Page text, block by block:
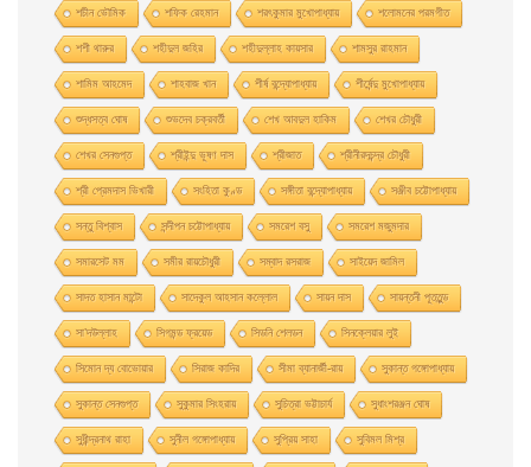
শচীন ভৌমিক শফিক রেহমান শরৎকুমার মুখোপাধ্যায় শলোমনের পরমগীত
শশী থারুর শহীদুল জহির শহীদুল্লাহ কায়সার শামসুর রাহমান
শামিম আহমেদ শাহবাজ খান শীর্ষ বন্দ্যোপাধ্যায় শীর্ষেন্দু মুখোপাধ্যায়
শুদ্ধসত্ব ঘোষ শুভদেব চক্রবর্তী শেখ আবদুল হাকিম শেখর চৌধুরী
শেখর সেনগুপ্ত শ্রীইন্দু ভূষণ দাস শ্রীজাত শ্রীনীরদচন্দ্র চৌধুরী
শ্রী প্রেমদাস ভিখারী সংহিতা কুণ্ড সঙ্গীতা বন্দ্যোপাধ্যায় সঞ্জীব চট্টোপাধ্যায়
সন্তু বিশ্বাস সন্দীপন চট্টোপাধ্যায় সমরেশ বসু সমরেশ মজুমদার
সমারসেট মম সমীর রায়চৌধুরী সম্বাদ রসরাজ সাইয়েদ জামিল
সাদত হাসান মান্টো সাদেকুল আহসান কল্লোল সায়ন দাস সায়ন্তনী পূততুন্ড
সা’দউল্লাহ সিগমন্ড ফ্রয়েড সিডনি শেলডন সিনক্লেয়ার লুই
সিমোন দ্য বোভোয়ার সিরাজ কাদির সীমা ব্যানার্জী-রায় সুকান্ত গঙ্গোপাধ্যায়
সুকান্ত সেনগুপ্ত সুকুমার সিংহরায় সুচিত্রা ভট্টাচার্য সুধাংশরঞ্জন ঘোষ
সুধীন্দ্রনাথ রাহা সুনীল গঙ্গোপাধ্যায় সুপ্রিয় সাহা সুবিমল মিশ্র